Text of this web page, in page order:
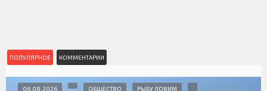
ПОПУЛЯРНОЕ КОММЕНТАРИИ
06.08.2026 ОБЩЕСТВО РЫБУ ЛОВИМ